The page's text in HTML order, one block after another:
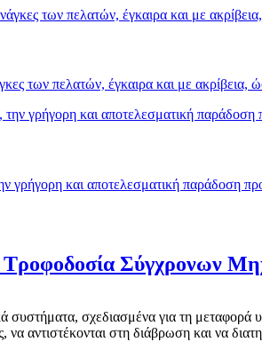
των πελατών, έγκαιρα και με
και αποτελεσματική παράδοση
Σύγχρονων
συστήματα, σχεδιασμένα για τη
να αντιστέκονται στη διάβρωση και να